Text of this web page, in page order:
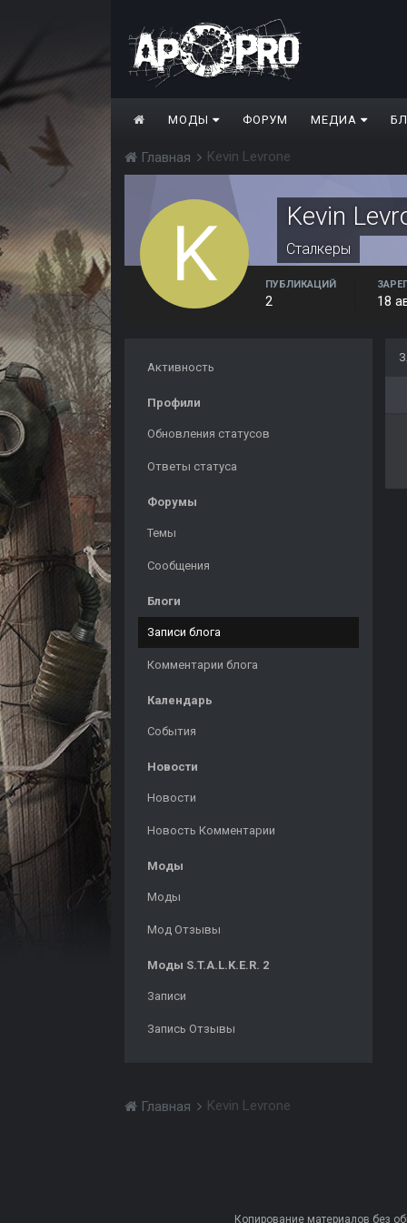
МОДЫ ФОРУМ МЕДИА
Главная Kevin Levrone
Kevin
Сталкеры
ПУБЛИКАЦИЙ
2 18
Активность
Профили
Обновления статусов
Ответы статуса
Форумы
Темы
Сообщения
Блоги
Записи блога
Комментарии блога
Календарь
События
Новости
Новости
Новость Комментарии
Моды
Моды
Мод Отзывы
Моды S.T.A.L.K.E.R. 2
Записи
Запись Отзывы
Главная Kevin Levrone
Копирование материалов без